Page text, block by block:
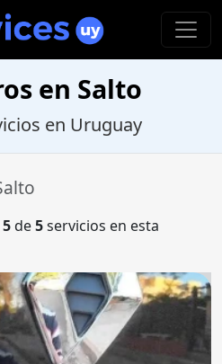
en Salto
en Uruguay
5de5servicios en esta